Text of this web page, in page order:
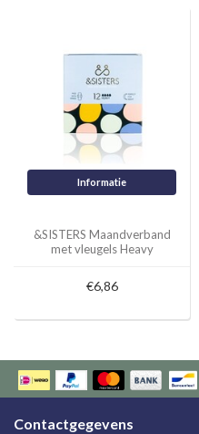
Informatie
&SISTERS Maandverband
met vleugels Heavy
€6,86
Contactgegevens